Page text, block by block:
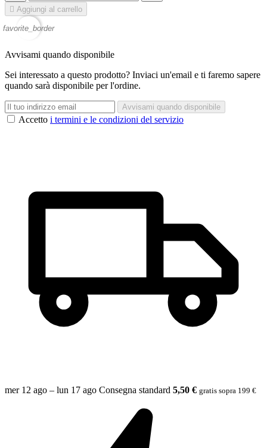
 Aggiungi al carrello
favorite_border
Avvisami quando disponibile
Sei interessato a questo prodotto? Inviaci un'email e ti faremo sapere
quando sarà disponibile per l'ordine.
Avvisami quando disponibile
Accetto i termini e le condizioni del servizio
mer 12 ago – lun 17 ago Consegna standard 5,50 € gratis sopra 199 €